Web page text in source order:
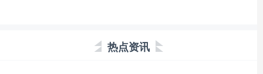
热点资讯